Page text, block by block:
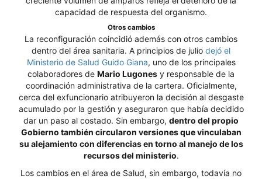
capacidad de respuesta del organismo.
Otros cambios
La reconfiguración coincidió además con otros cambios
dentro del área sanitaria. A principios de julio dejó el
Ministerio de Salud Guido Giana, uno de los principales
colaboradores de Mario Lugones y responsable de la
coordinación administrativa de la cartera. Oficialmente,
cerca del exfuncionario atribuyeron la decisión al desgaste
acumulado por la gestión y aseguraron que había decidido
dar un paso al costado. Sin embargo, dentro del propio
Gobierno también circularon versiones que vinculaban
su alejamiento con diferencias en torno al manejo de los
recursos del ministerio.
Los cambios en el área de Salud, sin embargo, todavía no